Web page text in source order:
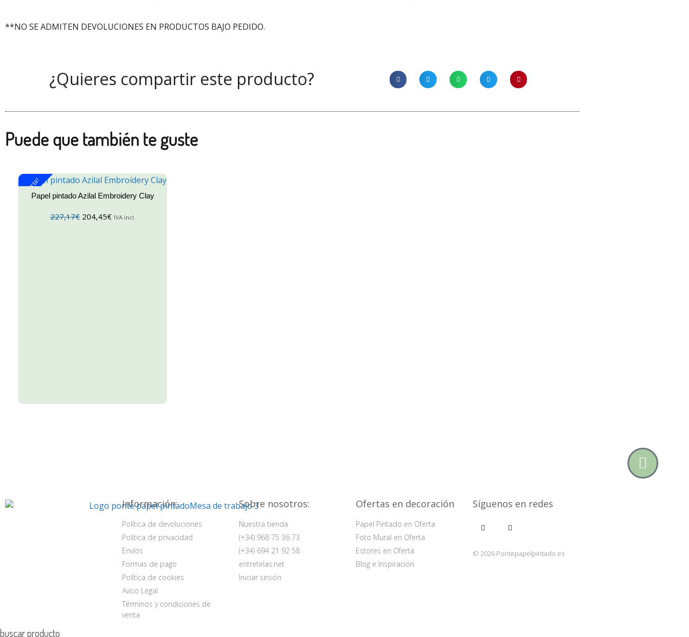
**NO SE ADMITEN DEVOLUCIONES EN PRODUCTOS BAJO PEDIDO.
¿Quieres compartir este producto?
Puede que también te guste
¡Oferta!Papel pintado Azilal Embroidery Clay
227,17€ 204,45€ IVA incl.
Información:
Política de devoluciones
Política de privacidad
Envíos
Formas de pago
Política de cookies
Aviso Legal
Términos y condiciones de
venta
Sobre nosotros:
Nuestra tienda
(+34) 968 75 36 73
(+34) 694 21 92 58
entretelas.net
Iniciar sesión
Ofertas en decoración
Papel Pintado en Oferta
Foto Mural en Oferta
Estores en Oferta
Blog e Inspiración
Síguenos en redes
© 2026 Pontepapelpintado.es
buscar producto